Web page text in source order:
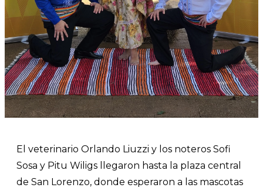
El veterinario Orlando Liuzzi y los noteros Sofi
Sosa y Pitu Wiligs llegaron hasta la plaza central
de San Lorenzo, donde esperaron a las mascotas